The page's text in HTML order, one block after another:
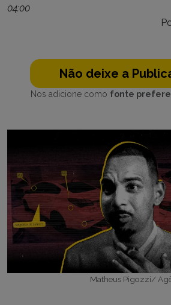
04:00
Não deixe a
Nos adicione como fonte
Matheus Pigozzi/